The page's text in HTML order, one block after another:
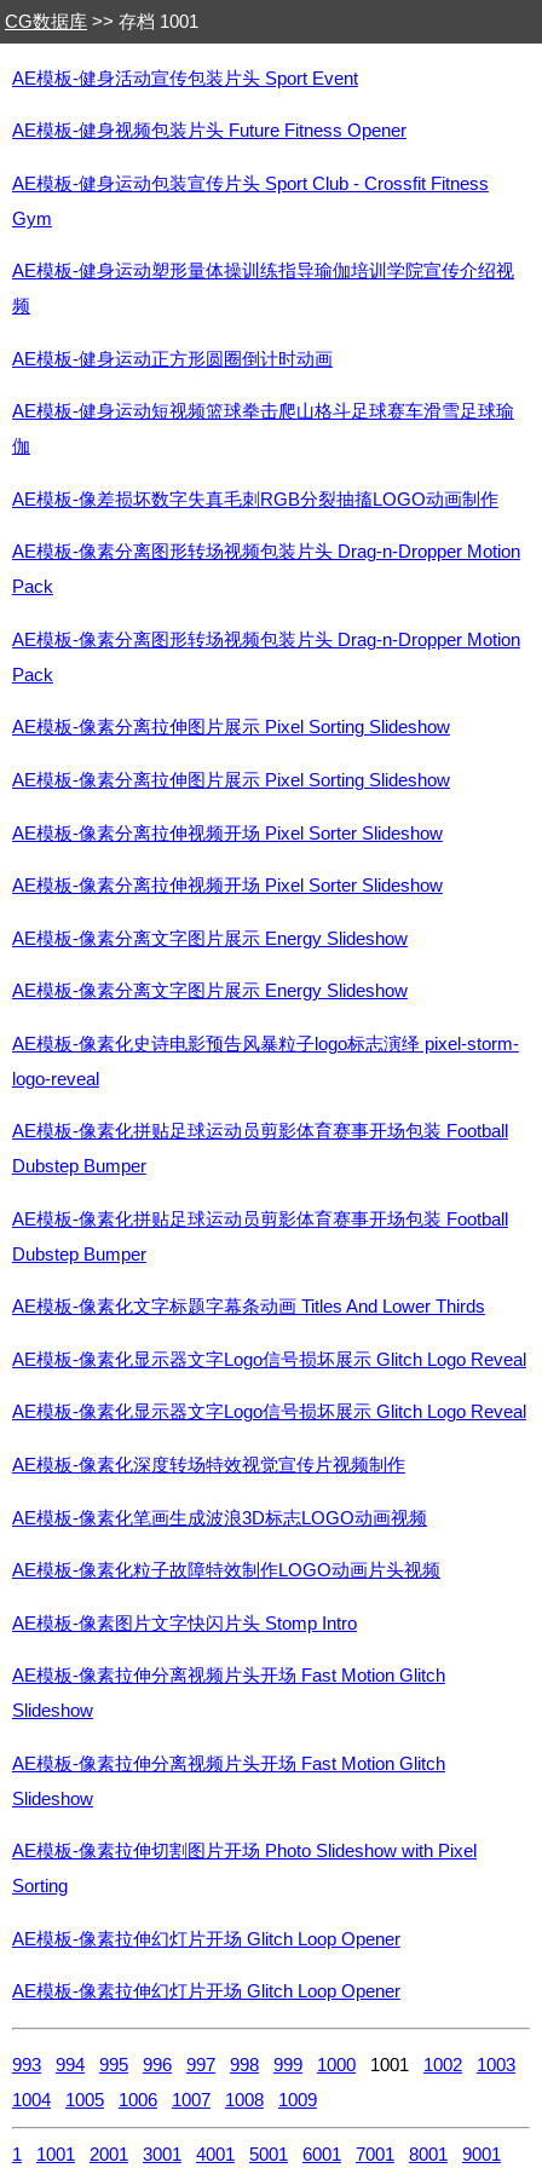
CG数据库 >> 存档 1001
AE模板-健身活动宣传包装片头 Sport Event
AE模板-健身视频包装片头 Future Fitness Opener
AE模板-健身运动包装宣传片头 Sport Club - Crossfit Fitness
Gym
AE模板-健身运动塑形量体操训练指导瑜伽培训学院宣传介绍视
频
AE模板-健身运动正方形圆圈倒计时动画
AE模板-健身运动短视频篮球拳击爬山格斗足球赛车滑雪足球瑜
伽
AE模板-像差损坏数字失真毛刺RGB分裂抽搐LOGO动画制作
AE模板-像素分离图形转场视频包装片头 Drag-n-Dropper Motion
Pack
AE模板-像素分离图形转场视频包装片头 Drag-n-Dropper Motion
Pack
AE模板-像素分离拉伸图片展示 Pixel Sorting Slideshow
AE模板-像素分离拉伸图片展示 Pixel Sorting Slideshow
AE模板-像素分离拉伸视频开场 Pixel Sorter Slideshow
AE模板-像素分离拉伸视频开场 Pixel Sorter Slideshow
AE模板-像素分离文字图片展示 Energy Slideshow
AE模板-像素分离文字图片展示 Energy Slideshow
AE模板-像素化史诗电影预告风暴粒子logo标志演绎 pixel-storm-
logo-reveal
AE模板-像素化拼贴足球运动员剪影体育赛事开场包装 Football
Dubstep Bumper
AE模板-像素化拼贴足球运动员剪影体育赛事开场包装 Football
Dubstep Bumper
AE模板-像素化文字标题字幕条动画 Titles And Lower Thirds
AE模板-像素化显示器文字Logo信号损坏展示 Glitch Logo Reveal
AE模板-像素化显示器文字Logo信号损坏展示 Glitch Logo Reveal
AE模板-像素化深度转场特效视觉宣传片视频制作
AE模板-像素化笔画生成波浪3D标志LOGO动画视频
AE模板-像素化粒子故障特效制作LOGO动画片头视频
AE模板-像素图片文字快闪片头 Stomp Intro
AE模板-像素拉伸分离视频片头开场 Fast Motion Glitch
Slideshow
AE模板-像素拉伸分离视频片头开场 Fast Motion Glitch
Slideshow
AE模板-像素拉伸切割图片开场 Photo Slideshow with Pixel
Sorting
AE模板-像素拉伸幻灯片开场 Glitch Loop Opener
AE模板-像素拉伸幻灯片开场 Glitch Loop Opener
993 994 995 996 997 998 999 10001001 1002
1003
1004
1005 1006 1007 1008 1009
1 1001 2001 3001 4001 5001 6001 7001 8001 9001